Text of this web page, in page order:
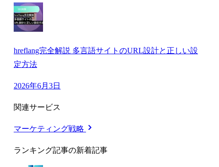
hreflang完全解説 多言語サイトのURL設計と正しい設
定方法
2026年6月3日
関連サービス
マーケティング戦略
ランキング記事の新着記事